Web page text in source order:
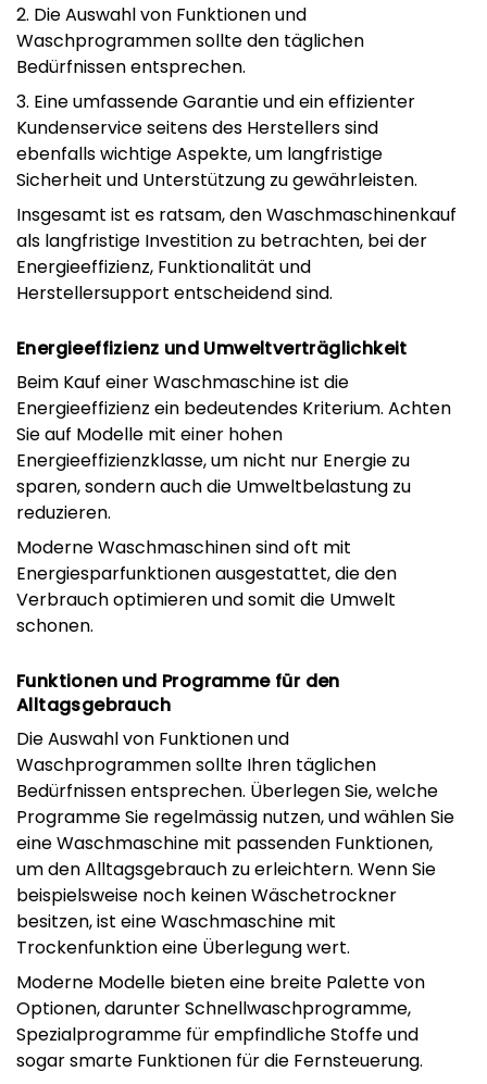
2. Die Auswahl von Funktionen und
Waschprogrammen sollte den täglichen
Bedürfnissen entsprechen.
3. Eine umfassende Garantie und ein effizienter
Kundenservice seitens des Herstellers sind
ebenfalls wichtige Aspekte, um langfristige
Sicherheit und Unterstützung zu gewährleisten.
Insgesamt ist es ratsam, den Waschmaschinenkauf
als langfristige Investition zu betrachten, bei der
Energieeffizienz, Funktionalität und
Herstellersupport entscheidend sind.
Energieeffizienz und Umweltverträglichkeit
Beim Kauf einer Waschmaschine ist die
Energieeffizienz ein bedeutendes Kriterium. Achten
Sie auf Modelle mit einer hohen
Energieeffizienzklasse, um nicht nur Energie zu
sparen, sondern auch die Umweltbelastung zu
reduzieren.
Moderne Waschmaschinen sind oft mit
Energiesparfunktionen ausgestattet, die den
Verbrauch optimieren und somit die Umwelt
schonen.
Funktionen und Programme für den
Alltagsgebrauch
Die Auswahl von Funktionen und
Waschprogrammen sollte Ihren täglichen
Bedürfnissen entsprechen. Überlegen Sie, welche
Programme Sie regelmässig nutzen, und wählen Sie
eine Waschmaschine mit passenden Funktionen,
um den Alltagsgebrauch zu erleichtern. Wenn Sie
beispielsweise noch keinen Wäschetrockner
besitzen, ist eine Waschmaschine mit
Trockenfunktion eine Überlegung wert.
Moderne Modelle bieten eine breite Palette von
Optionen, darunter Schnellwaschprogramme,
Spezialprogramme für empfindliche Stoffe und
sogar smarte Funktionen für die Fernsteuerung.